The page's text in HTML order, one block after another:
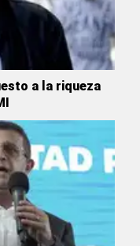
a la riqueza